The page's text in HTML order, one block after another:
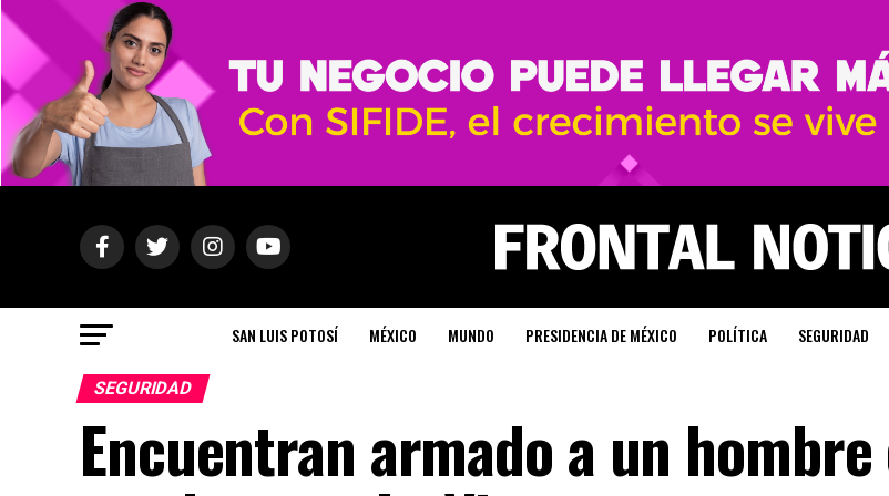
SAN LUIS POTOSÍ MÉXICO MUNDO PRESIDENCIA DE MÉXICO POLÍTICA SEGURIDAD
SEGURIDAD
Encuentran armado a un